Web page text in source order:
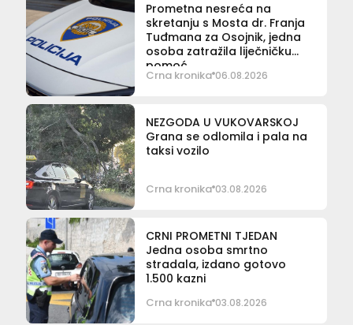
Prometna nesreća na
skretanju s Mosta dr. Franja
Tuđmana za Osojnik, jedna
osoba zatražila liječničku
pomoć
Crna kronika 06.08.2026
NEZGODA U VUKOVARSKOJ
Grana se odlomila i pala na
taksi vozilo
Crna kronika 03.08.2026
CRNI PROMETNI TJEDAN
Jedna osoba smrtno
stradala, izdano gotovo
1.500 kazni
Crna kronika 03.08.2026